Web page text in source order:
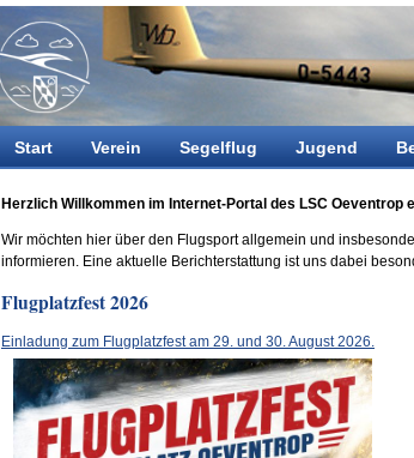
Start Verein Segelflug Jugend
Herzlich Willkommen im Internet-Portal des LSC Oeventrop
Wir möchten hier über den Flugsport allgemein und
informieren. Eine aktuelle Berichterstattung ist uns dabei
Flugplatzfest 2026
Einladung zum Flugplatzfest am 29. und 30. August 2026.